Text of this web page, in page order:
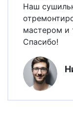
Наш
мастером и
Спасибо!